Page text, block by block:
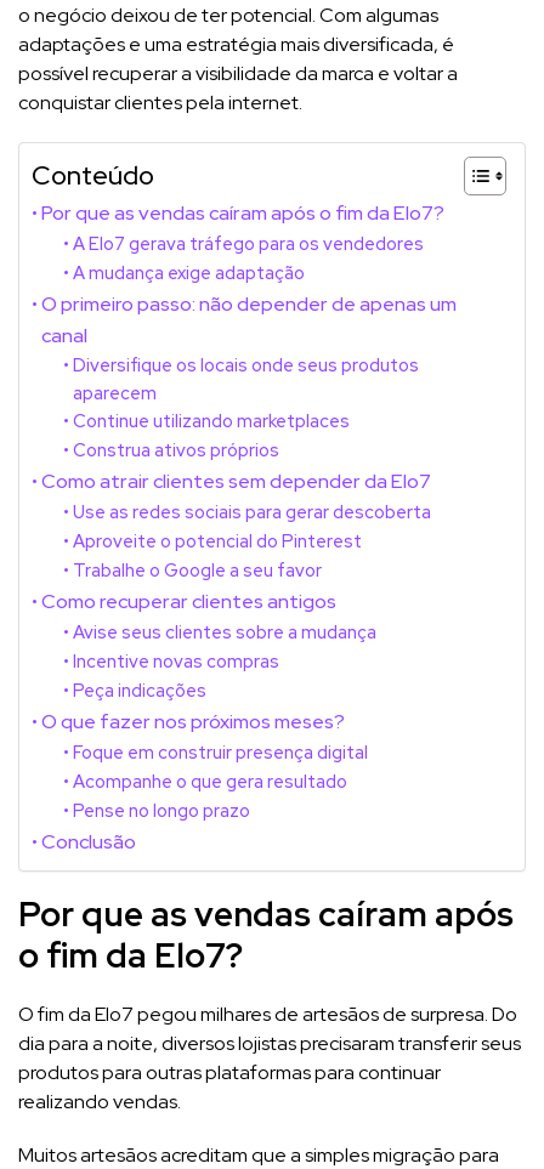
o negócio deixou de ter potencial. Com algumas
adaptações e uma estratégia mais diversificada, é
possível recuperar a visibilidade da marca e voltar a
conquistar clientes pela internet.
Conteúdo
Por que as vendas caíram após o fim da Elo7?
A Elo7 gerava tráfego para os vendedores
A mudança exige adaptação
O primeiro passo: não depender de apenas um
canal
Diversifique os locais onde seus produtos
aparecem
Continue utilizando marketplaces
Construa ativos próprios
Como atrair clientes sem depender da Elo7
Use as redes sociais para gerar descoberta
Aproveite o potencial do Pinterest
Trabalhe o Google a seu favor
Como recuperar clientes antigos
Avise seus clientes sobre a mudança
Incentive novas compras
Peça indicações
O que fazer nos próximos meses?
Foque em construir presença digital
Acompanhe o que gera resultado
Pense no longo prazo
Conclusão
Por que as vendas caíram após
o fim da Elo7?
O fim da Elo7 pegou milhares de artesãos de surpresa. Do
dia para a noite, diversos lojistas precisaram transferir seus
produtos para outras plataformas para continuar
realizando vendas.
Muitos artesãos acreditam que a simples migração para